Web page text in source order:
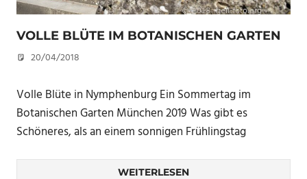
VOLLE BLÜTE IM BOTANISCHEN GARTEN
20/04/2018
Volle Blüte in Nymphenburg Ein Sommertag im
Botanischen Garten München 2019 Was gibt es
Schöneres, als an einem sonnigen Frühlingstag
WEITERLESEN